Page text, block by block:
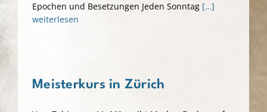
Epochen und Besetzungen Jeden Sonntag […]
weiterlesen
Meisterkurs in Zürich